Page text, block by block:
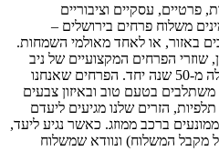
עסקיים וציבוריים
משלוח פרחים בירושלים –
באזור, או לאחד מאולמי השמחות.
שוזרי הפרחים המקצועיים של ניב
פרחים, עובדים במקצוע כבר למעלה מ-50 שנה יחד. הפרחים שאנחנו
בטעם טוב ובאיזון צבעים
הזרים שלנו מגיעים ליעדם
ברכב ממוזג. כאשר נגיע ליעד,
המשלוח) ונוודא שמשלוח